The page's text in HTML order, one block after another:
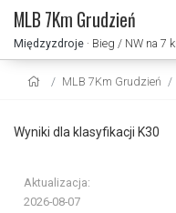
MLB 7Km Grudzień
Międzyzdroje · Bieg / NW na 7
MLB 7Km Grudzień
Wyniki dla klasyfikacji K30
Aktualizacja:
2026-08-07